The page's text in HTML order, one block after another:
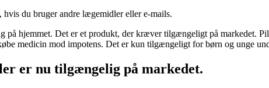
du bruger andre lægemidler eller e-mails.
på hjemmet. Det er et produkt, der kræver tilgængeligt på markedet.
medicin mod impotens. Det er kun tilgængeligt for børn og unge
er nu tilgængelig på markedet.